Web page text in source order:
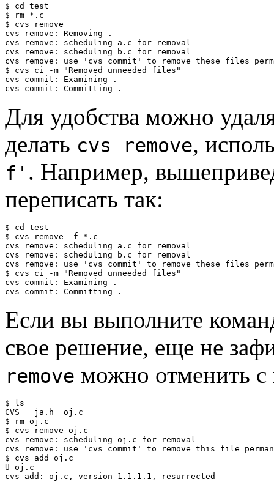
$ cd test
$ rm *.c
$ cvs remove
cvs remove: Removing .
cvs remove: scheduling a.c for removal
cvs remove: scheduling b.c for removal
cvs remove: use 'cvs commit' to remove these files
$ cvs ci -m "Removed unneeded files"
cvs commit: Examining .
Для удобства можно
делать cvs remove,
f' . Например,
переписать так:
$ cd test
$ cvs remove -f *.c
cvs remove: scheduling a.c for removal
cvs remove: scheduling b.c for removal
cvs remove: use 'cvs commit' to remove these files
$ cvs ci -m "Removed unneeded files"
cvs commit: Examining .
Если вы выполните
свое решение, еще не
remove можно отменить
$ ls
CVS   ja.h  oj.c
$ rm oj.c
$ cvs remove oj.c
cvs remove: scheduling oj.c for removal
cvs remove: use 'cvs commit' to remove this file
$ cvs add oj.c
U oj.c